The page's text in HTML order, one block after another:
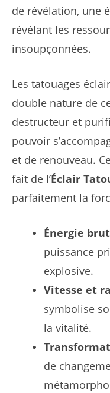
de révélation, une
révélant les
insoupçonnées.
Les tatouages
double nature de
destructeur et
pouvoir
et de renouveau.
fait de l’Éclair
parfaitement la
Énergie
puissance
explosive.
Vitesse et
symbolise
la vitalité.
de